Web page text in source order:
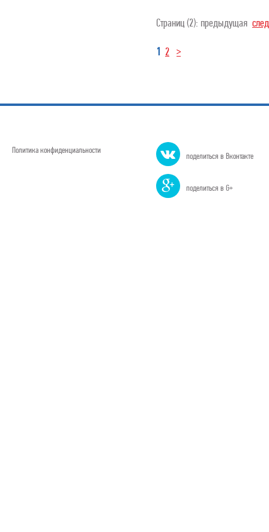
Страниц (2): предыдущая
1 2 >
Политика конфиденциальности
поделиться в Вконтакте
поделиться в G+